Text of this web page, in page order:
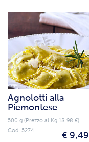
Agnolotti alla
Piemontese
500 g (Prezzo al Kg 18.98 €)
€ 9,49
Cod. 5274